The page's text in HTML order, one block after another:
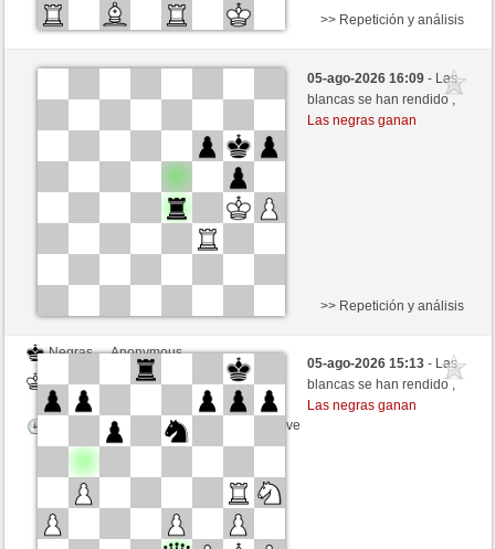
Negras
Anonymous
Tiempo: 5 minutes/side + 8 seconds/move
>> Repetición y análisis
05-ago-2026 16:09- Las
blancas se han rendido ,
Las negras ganan
Negras
Anonymous
Hinkelstein (1309)
Tiempo: 5 minutes/side + 8 seconds/move
>> Repetición y análisis
05-ago-2026 15:13- Las
blancas se han rendido ,
Las negras ganan